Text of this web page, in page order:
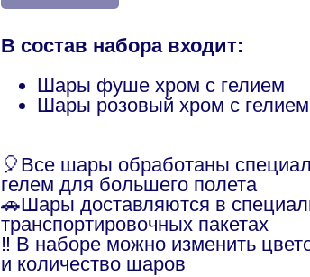
В состав набора входит:
Шары фуше хром с гелием
Шары розовый хром с гелием
🎈Все шары обработаны
гелем для большего полета
🚗Шары доставляются в
транспортировочных пакетах
‼️ В наборе можно изменить
и количество шаров